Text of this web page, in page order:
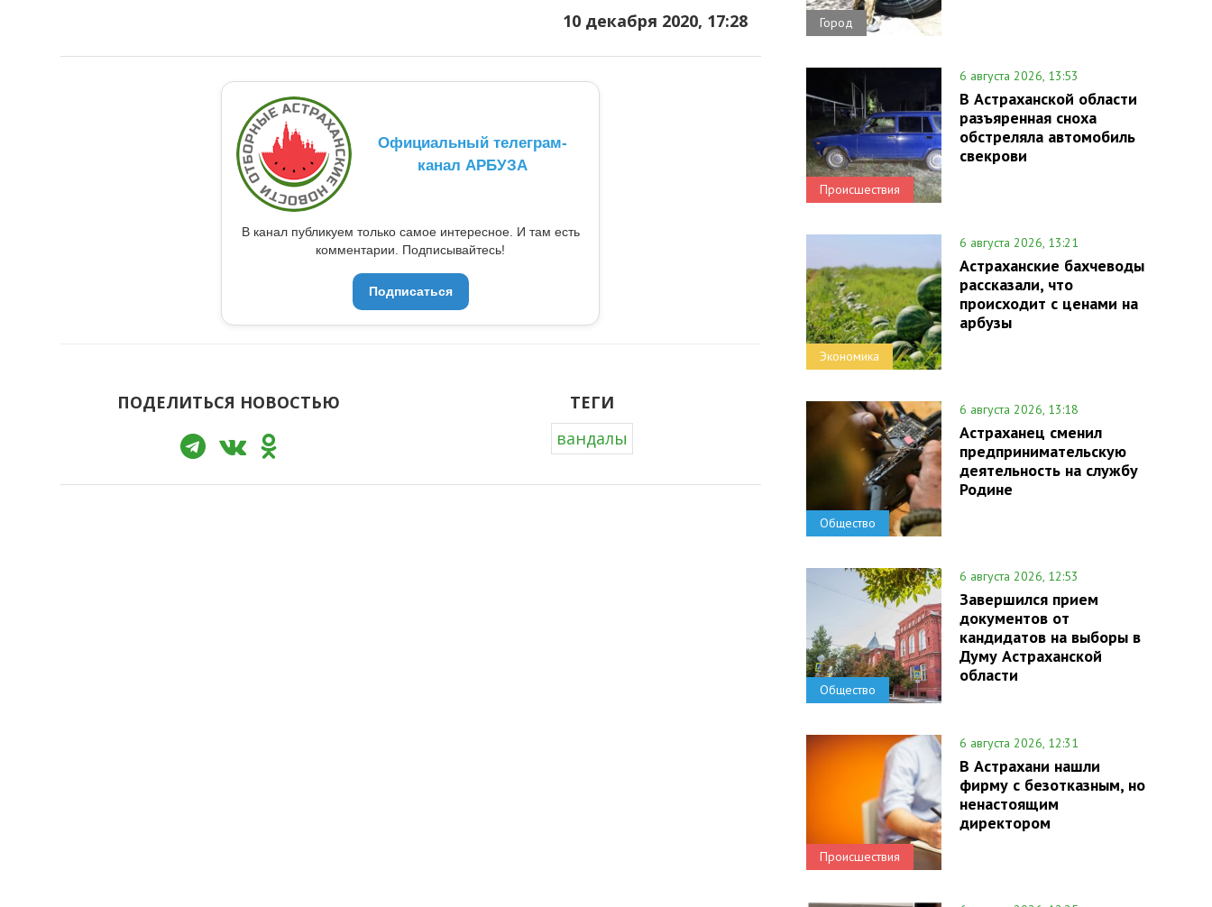
10 декабря 2020, 17:28
Официальный телеграм-
канал АРБУЗА
В канал публикуем только самое интересное. И там есть
комментарии. Подписывайтесь!
Подписаться
ПОДЕЛИТЬСЯ НОВОСТЬЮ
ТЕГИ
вандалы
Город
Происшествия
6 августа 2026, 13:53
В Астраханской области
разъяренная сноха
обстреляла автомобиль
свекрови
Экономика
6 августа 2026, 13:21
Астраханские бахчеводы
рассказали, что
происходит с ценами на
арбузы
Общество
6 августа 2026, 13:18
Астраханец сменил
предпринимательскую
деятельность на службу
Родине
Общество
6 августа 2026, 12:53
Завершился прием
документов от
кандидатов на выборы в
Думу Астраханской
области
Происшествия
6 августа 2026, 12:31
В Астрахани нашли
фирму с безотказным, но
ненастоящим
директором